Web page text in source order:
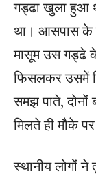
गड्ढा खुला हुआ
था। आसपास के
मासूम उस गड्ढे
फिसलकर उसमें
समझ पाते,
मिलते ही मौके
स्थानीय लोगों